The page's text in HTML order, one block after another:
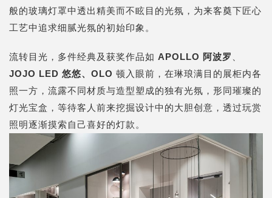
般的玻璃灯罩中透出精美而不眩目的光氛，为来客奠下匠心
工艺中追求细腻光氛的初始印象。
流转目光，多件经典及获奖作品如 APOLLO 阿波罗
JOJO LED 悠悠、OLO 顿入眼前，在琳琅满目的展柜内各
照一方，流露不同材质与造型塑成的独有光氛，形同璀璨的
灯光宝盒，等待客人前来挖掘设计中的大胆创意，透过玩赏
照明逐渐摸索自己喜好的灯款。